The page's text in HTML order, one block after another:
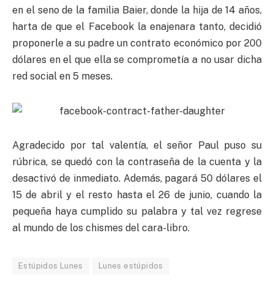
en el seno de la familia Baier, donde la hija de 14 años,
harta de que el Facebook la enajenara tanto, decidió
proponerle a su padre un contrato económico por 200
dólares en el que ella se comprometía a no usar dicha
red social en 5 meses.
Agradecido por tal valentía, el señor Paul puso su
rúbrica, se quedó con la contraseña de la cuenta y la
desactivó de inmediato. Además, pagará 50 dólares el
15 de abril y el resto hasta el 26 de junio, cuando la
pequeña haya cumplido su palabra y tal vez regrese
al mundo de los chismes del cara-libro.
Estúpidos Lunes Lunes estúpidos